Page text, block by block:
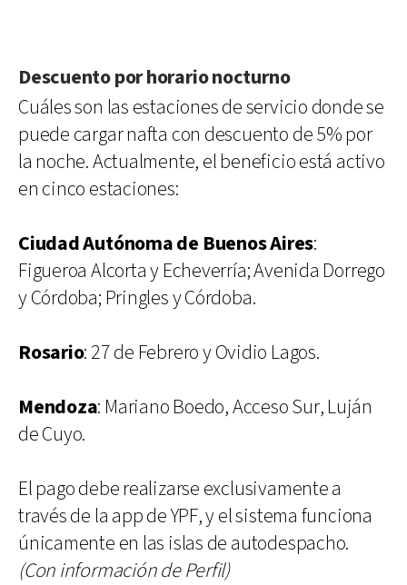
Descuento por horario nocturno
Cuáles son las estaciones de servicio donde se
puede cargar nafta con descuento de 5% por
la noche. Actualmente, el beneficio está activo
en cinco estaciones:
Ciudad Autónoma de Buenos Aires:
Figueroa Alcorta y Echeverría; Avenida Dorrego
y Córdoba; Pringles y Córdoba.
Rosario: 27 de Febrero y Ovidio Lagos.
Mendoza: Mariano Boedo, Acceso Sur, Luján
de Cuyo.
El pago debe realizarse exclusivamente a
través de la app de YPF, y el sistema funciona
únicamente en las islas de autodespacho.
(Con información de Perfil)